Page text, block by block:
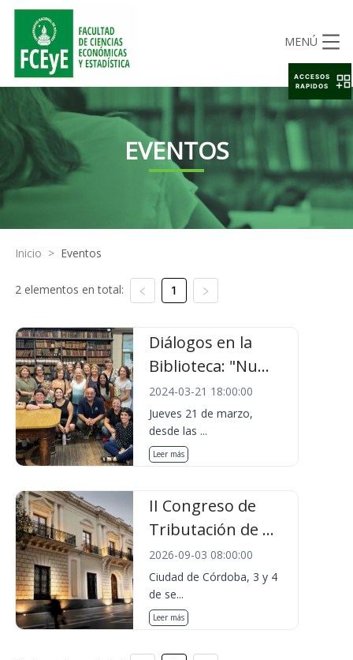
MENÚ
EVENTOS
Inicio > Eventos
2 elementos en total: 1
Diálogos en la
Biblioteca: "Nu...
2024-03-21 18:00:00
Jueves 21 de marzo,
desde las ...
Leer más
II Congreso de
Tributación de ...
2026-09-03 08:00:00
Ciudad de Córdoba, 3 y 4
de se...
Leer más
ACCESOS
RAPIDOS